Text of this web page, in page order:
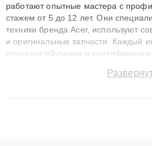
работают опытные мастера с
стажем от 5 до 12 лет. Они
техники бренда Acer, используют
и оригинальные запчасти. Каждый
проходит обучение и
сохранением гарантии до 3 лет.